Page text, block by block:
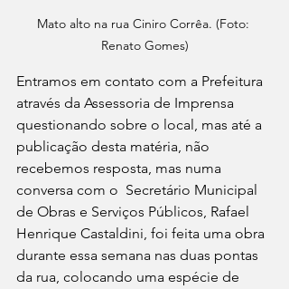
Mato alto na rua Ciniro Corrêa. (Foto:
Renato Gomes)
Entramos em contato com a Prefeitura
através da Assessoria de Imprensa
questionando sobre o local, mas até a
publicação desta matéria, não
recebemos resposta, mas numa
conversa com o  Secretário Municipal
de Obras e Serviços Públicos, Rafael
Henrique Castaldini, foi feita uma obra
durante essa semana nas duas pontas
da rua, colocando uma espécie de